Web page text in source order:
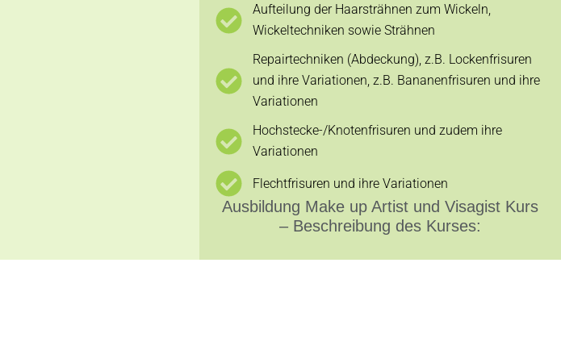
Aufteilung der Haarsträhnen zum Wickeln,
Wickeltechniken sowie Strähnen
Repairtechniken (Abdeckung), z.B. Lockenfrisuren
und ihre Variationen, z.B. Bananenfrisuren und ihre
Variationen
Hochstecke-/Knotenfrisuren und zudem ihre
Variationen
Flechtfrisuren und ihre Variationen
Ausbildung Make up Artist und Visagist Kurs
– Beschreibung des Kurses: